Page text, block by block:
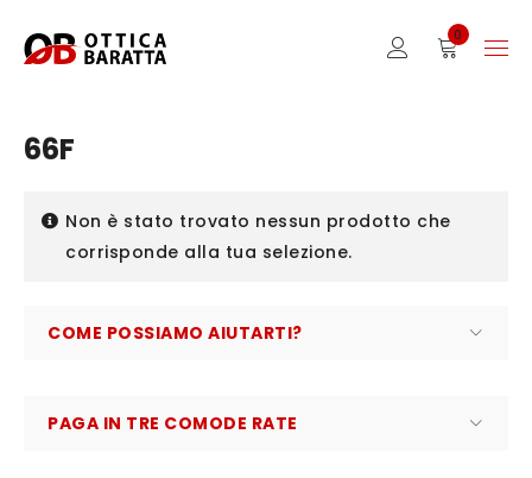
0
66F
Non è stato trovato nessun prodotto che
corrisponde alla tua selezione.
COME POSSIAMO AIUTARTI?
PAGA IN TRE COMODE RATE